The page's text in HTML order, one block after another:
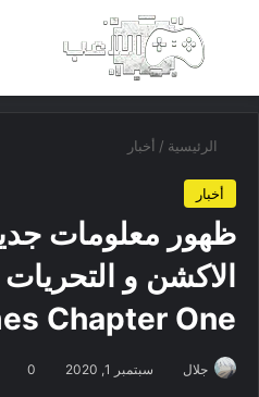
بحث عن
الرئيسية / أخبار
أخبار
ظهور معلومات
Chapter One
جلال سبتمبر 1, 2020 0